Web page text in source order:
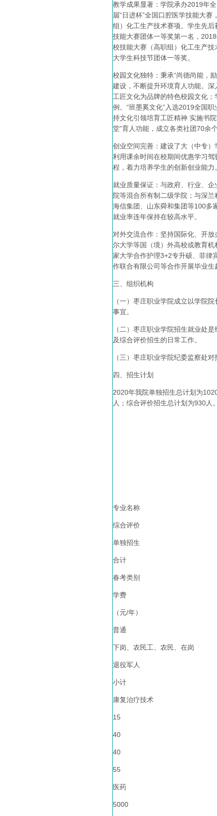
教学成果显著：学院承办2019年
届“日进杯”全国口腔医学技能大
组）化工生产技术赛项。学生先
技能大赛团体一等奖第一名，
校技能大赛（高职组）化工生产
大学生科技节团体一等奖。
校园文化独特：秉承“尚德尚能，
建设，不断提升环境育人功能。深
工匠文化为品牌的特色校园文化
例。“班墨奚文化”入选2019全国
持文化引领培育工匠精神 实施书
堂”育人功能，成立各类社团70余
创业空间完善：建设了大（中专
利用课余时间在校期间优惠学习
程，着力培养学生的创新创业能力
就业质量保证：与政府、行业、
院等混合所有制二级学院；与深
海信集团、山东舜和集团等100多
就业率连年保持在较高水平。
对外交流合作：坚持国际化、开
尔大学等国（境）外高校或教育
家大学合作护理3+2专升硕、菲律
作联合有限公司等合作开展毕业
三、组织机构
（一）枣庄职业学院成立以学院
事宜。
（二）枣庄职业学院招生就业处
及综合评价招生的日常工作。
（三）枣庄职业学院纪委监察处
四、招生计划
2020年我院单独招生总计划为
人；综合评价招生总计划为930人
专业名称
综合评价
单独招生
合计
春考类别
学费
（元/年）
普通
下岗、农民工、农民、在岗
退役军人
小计
康复治疗技术
15
40
40
55
医药
5000